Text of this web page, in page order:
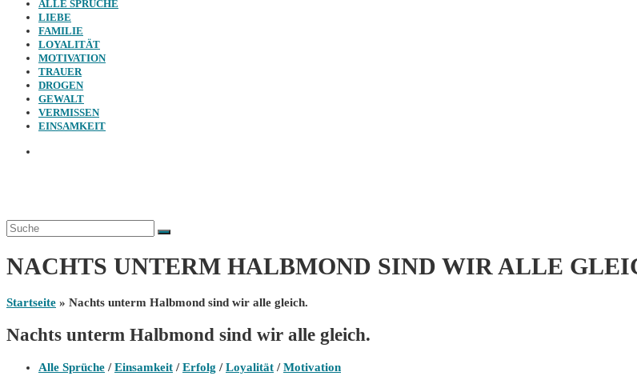
ALLE SPRÜCHE
LIEBE
FAMILIE
LOYALITÄT
MOTIVATION
TRAUER
DROGEN
GEWALT
VERMISSEN
EINSAMKEIT
NACHTS UNTERM HALBMOND SIND WIR ALLE
Startseite » Nachts unterm Halbmond sind wir alle gleich.
Nachts unterm Halbmond sind wir alle gleich.
Beitrags-
Alle Sprüche / Einsamkeit / Erfolg / Loyalität / Motivation